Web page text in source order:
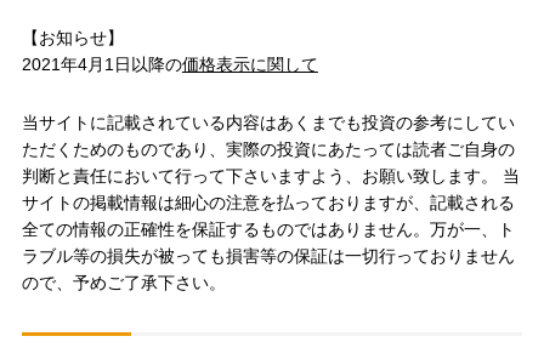
【お知らせ】
2021年4月1日以降の価格表示に関して
当サイトに記載されている内容はあくまでも投資の参考にしてい
ただくためのものであり、実際の投資にあたっては読者ご自身の
判断と責任において行って下さいますよう、お願い致します。 当
サイトの掲載情報は細心の注意を払っておりますが、記載される
全ての情報の正確性を保証するものではありません。万が一、ト
ラブル等の損失が被っても損害等の保証は一切行っておりません
ので、予めご了承下さい。